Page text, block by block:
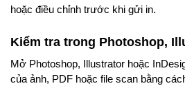
hoặc điều chỉnh trước khi gửi in.
Kiểm tra trong Photoshop,
Mở Photoshop, Illustrator hoặc
của ảnh, PDF hoặc file scan bằng